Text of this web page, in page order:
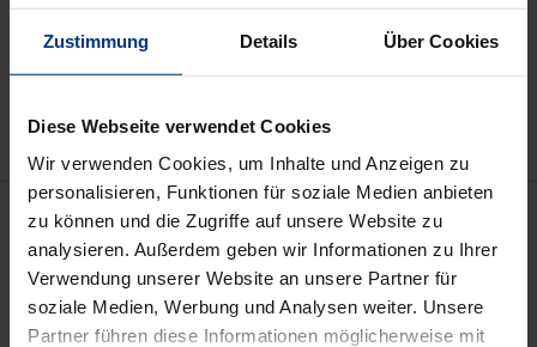
Zustimmung Details Über Cookies
Diese Webseite verwendet Cookies
Wir verwenden Cookies, um Inhalte und Anzeigen zu
personalisieren, Funktionen für soziale Medien anbieten
zu können und die Zugriffe auf unsere Website zu
analysieren. Außerdem geben wir Informationen zu Ihrer
Verwendung unserer Website an unsere Partner für
soziale Medien, Werbung und Analysen weiter. Unsere
Partner führen diese Informationen möglicherweise mit
Bibliografische Angaben
Auflage
1